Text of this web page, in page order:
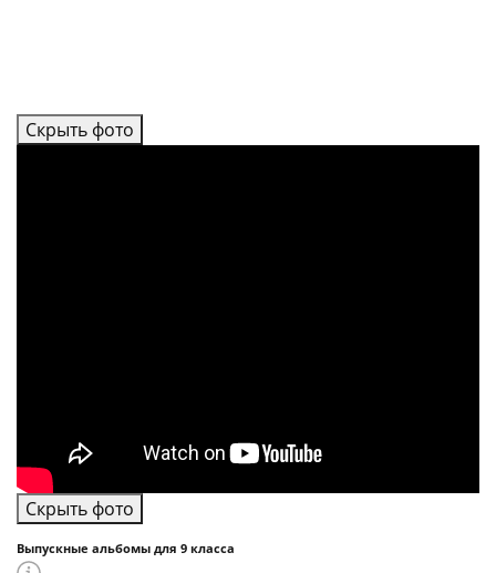
Скрыть фото
Скрыть фото
Выпускные альбомы для 9 класса